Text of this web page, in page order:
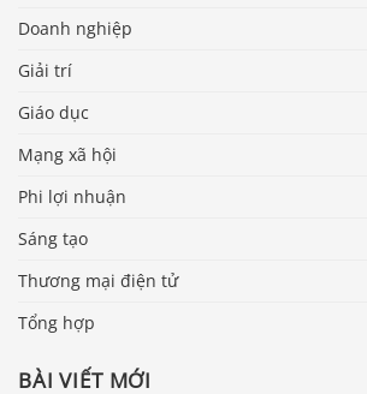
Doanh nghiệp
Giải trí
Giáo dục
Mạng xã hội
Phi lợi nhuận
Sáng tạo
Thương mại điện tử
Tổng hợp
BÀI VIẾT MỚI